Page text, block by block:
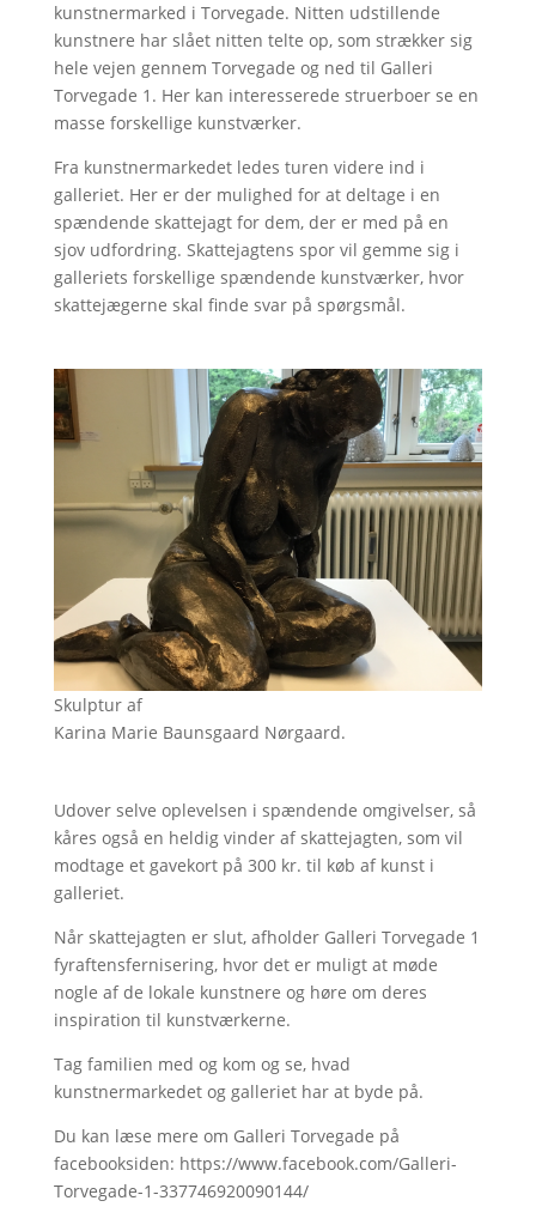
kunstnermarked i Torvegade. Nitten udstillende
kunstnere har slået nitten telte op, som strækker sig
hele vejen gennem Torvegade og ned til Galleri
Torvegade 1. Her kan interesserede struerboer se en
masse forskellige kunstværker.
Fra kunstnermarkedet ledes turen videre ind i
galleriet. Her er der mulighed for at deltage i en
spændende skattejagt for dem, der er med på en
sjov udfordring. Skattejagtens spor vil gemme sig i
galleriets forskellige spændende kunstværker, hvor
skattejægerne skal finde svar på spørgsmål.
Skulptur af
Karina Marie Baunsgaard Nørgaard.
Udover selve oplevelsen i spændende omgivelser, så
kåres også en heldig vinder af skattejagten, som vil
modtage et gavekort på 300 kr. til køb af kunst i
galleriet.
Når skattejagten er slut, afholder Galleri Torvegade 1
fyraftensfernisering, hvor det er muligt at møde
nogle af de lokale kunstnere og høre om deres
inspiration til kunstværkerne.
Tag familien med og kom og se, hvad
kunstnermarkedet og galleriet har at byde på.
Du kan læse mere om Galleri Torvegade på
facebooksiden: https://www.facebook.com/Galleri-
Torvegade-1-337746920090144/